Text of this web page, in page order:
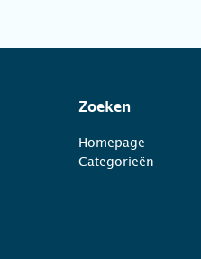
Zoeken
Homepage
Categorieën